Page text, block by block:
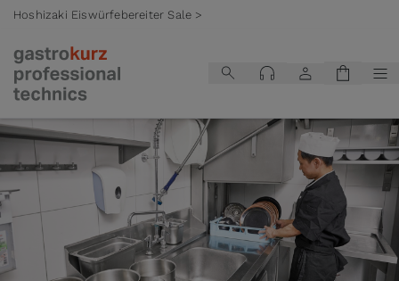
Hoshizaki Eiswürfebereiter Sale >